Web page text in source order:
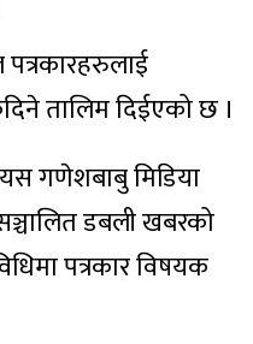
पत्रकारहरुलाई
तालिम दिईएको छ ।
गणेशबाबु मिडिया
सञ्चालित डबली खबरको
पत्रकार विषयक